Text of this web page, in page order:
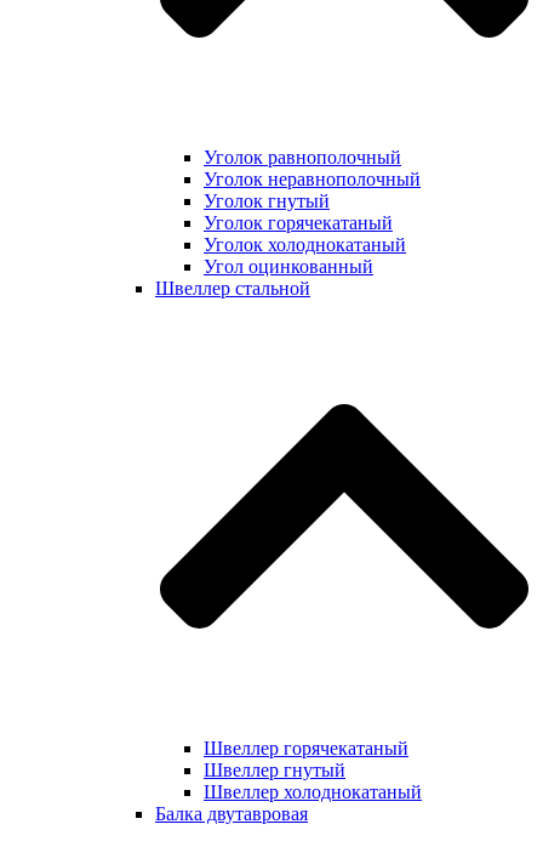
Уголок равнополочный
Уголок неравнополочный
Уголок гнутый
Уголок горячекатаный
Уголок холоднокатаный
Угол оцинкованный
Швеллер стальной
Швеллер горячекатаный
Швеллер гнутый
Швеллер холоднокатаный
Балка двутавровая